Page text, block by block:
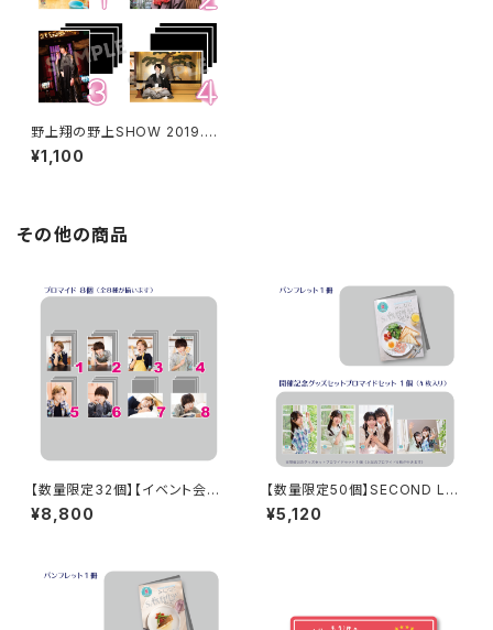
野上翔の野上SHOW 2019.01
ブロマイド ※ランダム販売
¥1,100
その他の商品
【数量限定32個】【イベント会場
特典付き】SECOND LINE Pre
sents みんなに会いに行くよ!
¥8,800
【数量限定50個】SECOND LIN
E Presents みんなに会いに行
くよ! 第46回 in 静岡 開催記念
¥5,120